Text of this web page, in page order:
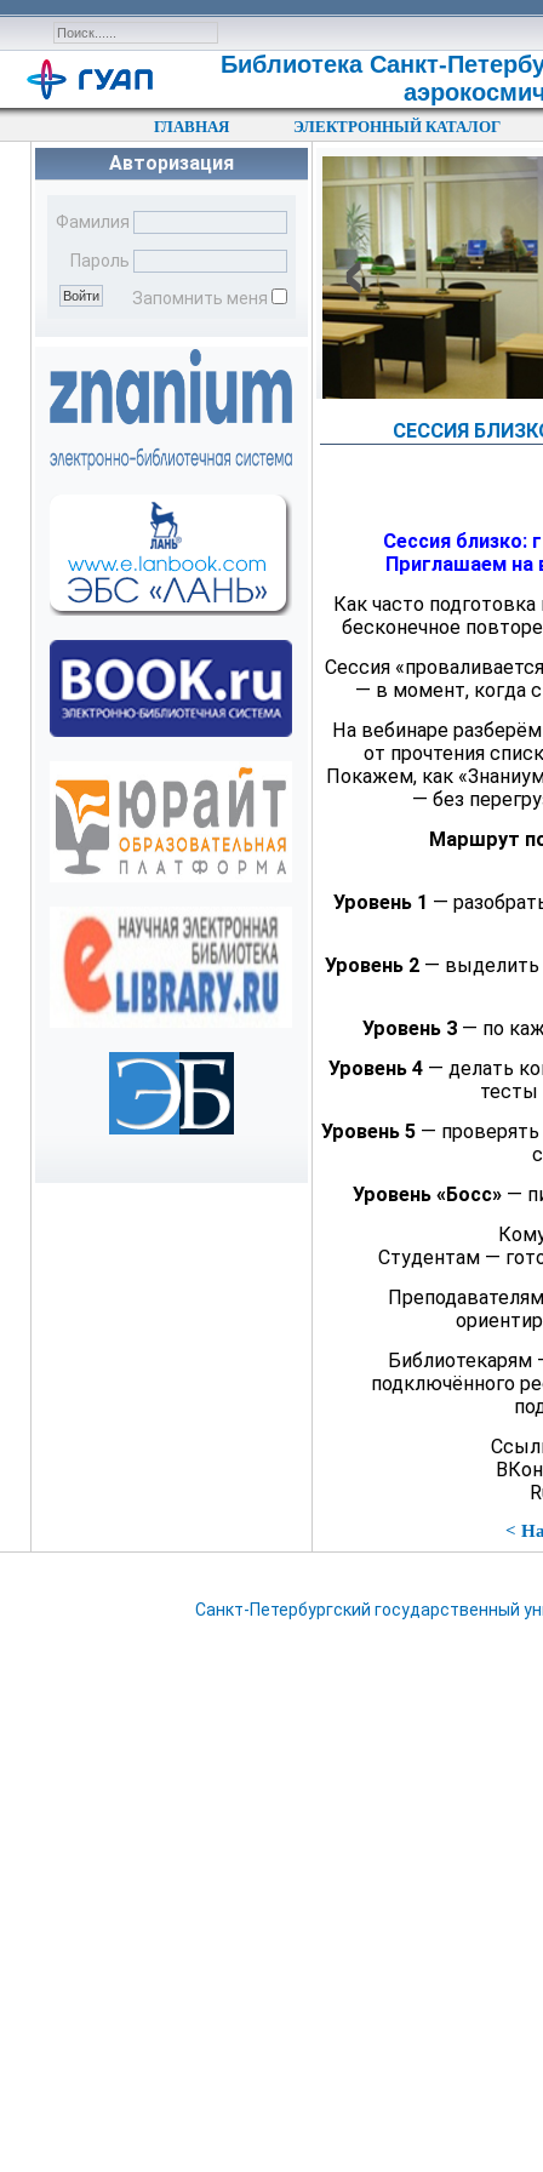
Библиотека Санкт-
ГЛАВНАЯ ЭЛЕКТРОННЫЙ КАТАЛОГ
Авторизация
Фамилия
Пароль
Запомнить меня
‹
СЕССИЯ
Сессия близко:
Приглашаем на
Как часто
бесконечное
Сессия
— в момент, когда
На вебинаре
от прочтения
Покажем, как
— без
Маршрут
Уровень 1 —
Уровень 2— выделить
Уровень 3— по
Уровень 4 — делать
тесты
Уровень 5 — проверять
Уровень «Босс»—
Студентам —
Библиотекарям
подключённого
<
Санкт-Петербургский государственный